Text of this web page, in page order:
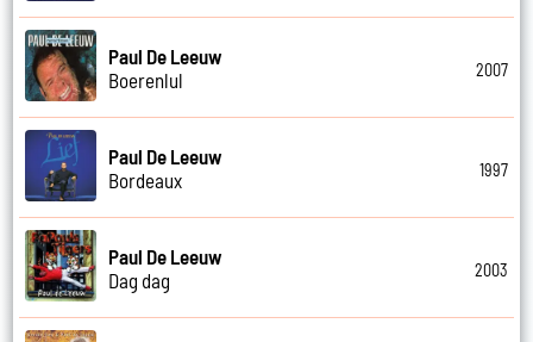
Paul De Leeuw
Boerenlul
2007
Paul De Leeuw
Bordeaux
1997
Paul De Leeuw
Dag dag
2003